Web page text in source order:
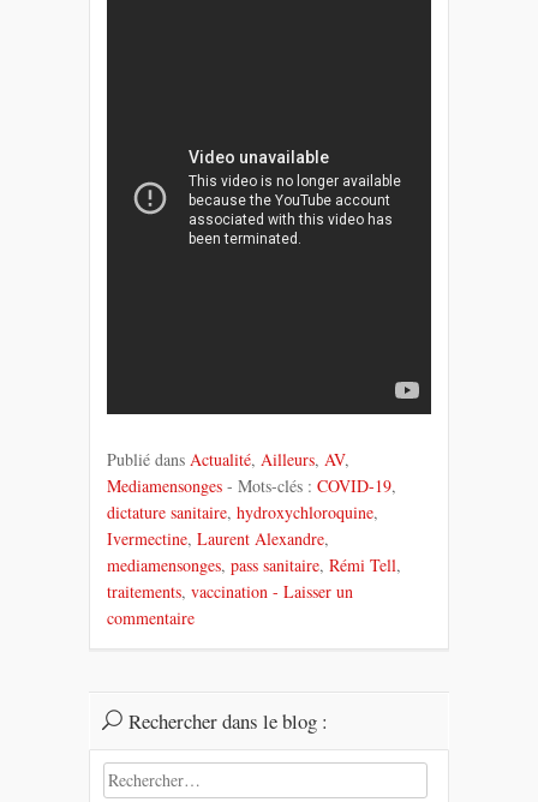
Publié dans Actualité, Ailleurs, AV,
Mediamensonges - Mots-clés : COVID-19,
dictature sanitaire, hydroxychloroquine,
Ivermectine, Laurent Alexandre,
mediamensonges, pass sanitaire, Rémi Tell,
traitements, vaccination - Laisser un
commentaire
Rechercher dans le blog :
Rechercher :